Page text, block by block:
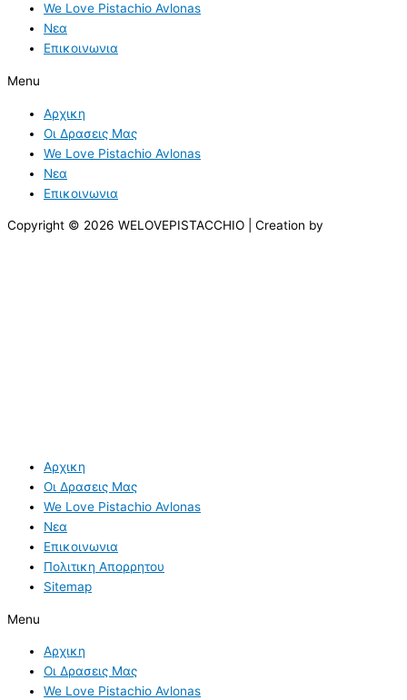
We Love Pistachio Avlonas
Νεα
Επικοινωνια
Menu
Αρχικη
Οι Δρασεις Μας
We Love Pistachio Avlonas
Νεα
Επικοινωνια
Copyright © 2026 WELOVEPISTACCHIO | Creation by
Αρχικη
Οι Δρασεις Μας
We Love Pistachio Avlonas
Νεα
Επικοινωνια
Πολιτικη Απορρητου
Sitemap
Menu
Αρχικη
Οι Δρασεις Μας
We Love Pistachio Avlonas